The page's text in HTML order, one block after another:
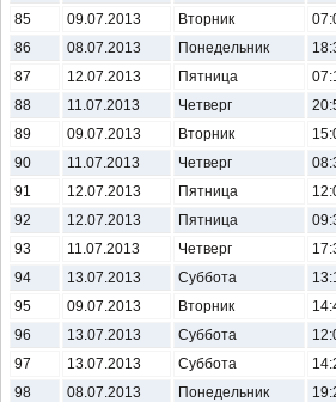
85
09.07.2013 Вторник
86
08.07.2013 Понедельник
87
12.07.2013 Пятница
88
11.07.2013 Четверг
89
09.07.2013 Вторник
90
11.07.2013 Четверг
91
12.07.2013 Пятница
92
12.07.2013 Пятница
93
11.07.2013 Четверг
94
13.07.2013 Суббота
95
09.07.2013 Вторник
96
13.07.2013 Суббота
97
13.07.2013 Суббота
98
08.07.2013 Понедельник